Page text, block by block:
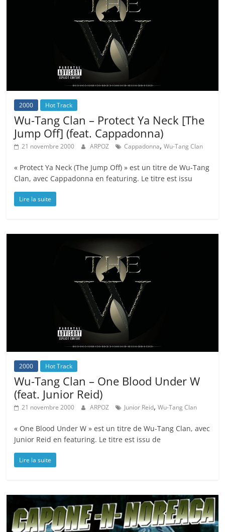
2000 Hot Track
Wu-Tang Clan – Protect Ya Neck [The
Jump Off] (feat. Cappadonna)
21 novembre 2000 ARPOZ Cappadonna,Wu-Tang Clan
« Protect Ya Neck (The Jump Off) » est un titre de Wu-Tang
Clan, avec Cappadonna en featuring. Le titre est issu
Lire la suite
2000 Hot Track
Wu-Tang Clan – One Blood Under W
(feat. Junior Reid)
21 novembre 2000 ARPOZ Junior Reid,Wu-Tang Clan
« One Blood Under W » est un titre de Wu-Tang Clan, avec
Junior Reid en featuring. Le titre est issu de
Lire la suite